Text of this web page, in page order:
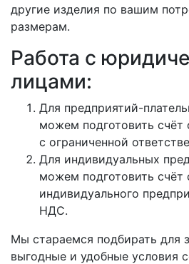
другие изделия по вашим
размерам.
Работа с
лицами:
Для предприятий-
можем подготовить
с ограниченной
Для индивидуальных
можем подготовить счёт
индивидуального
НДС.
Мы стараемся подбирать для
выгодные и удобные условия